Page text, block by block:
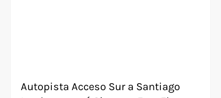
Autopista Acceso Sur a Santiago